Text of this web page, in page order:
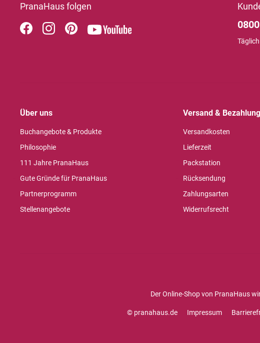
PranaHaus folgen
Über uns
Buchangebote & Produkte
Philosophie
111 Jahre PranaHaus
Gute Gründe für PranaHaus
Partnerprogramm
Stellenangebote
Versand & Bezahlung
Versandkosten
Lieferzeit
Packstation
Rücksendung
Zahlungsarten
Widerrufsrecht
Der Online-Shop von PranaHaus
© pranahaus.de Impressum